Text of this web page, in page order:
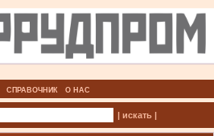
СПРАВОЧНИК О НАС
| искать |